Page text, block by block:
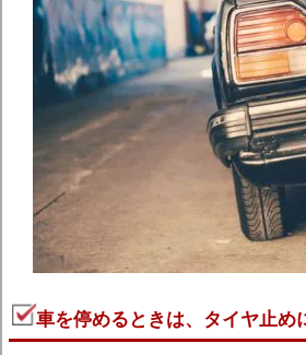
車を停めるときは、タイヤ止め